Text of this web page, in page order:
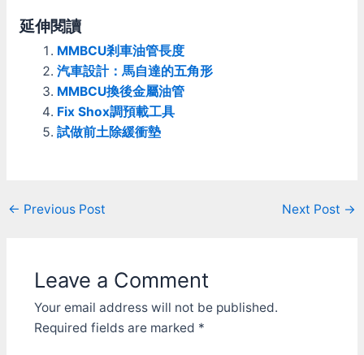
延伸閱讀
MMBCU剎車油管長度
汽車設計：馬自達的五角形
MMBCU換後金屬油管
Fix Shox調預載工具
試做前土除緩衝墊
Post
← Previous Post Next Post →
Leave a Comment
Your email address will not be published.
Required fields are marked *